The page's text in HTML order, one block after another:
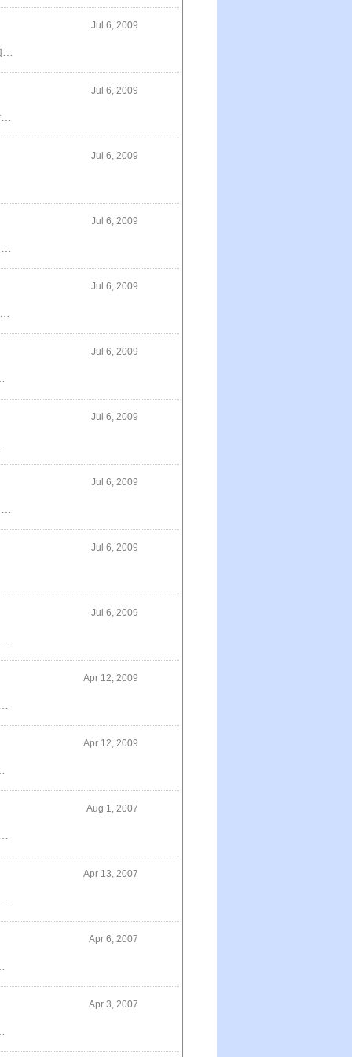
Jul 6, 2009
ミシュランガイド東京（2009）東京最高のレストラン（2009）〈東京〉ひとりで行ける上質ごはん外食の教科書京都美味案内恐慌下におけるA級の店選び究極の法則「お通し」はなぜ必ず出るのか東京手みやげ逸品お菓子美食の王様のお取り寄せ
Jul 6, 2009
Jul 6, 2009
Jul 6, 2009
Jul 6, 2009
Jul 6, 2009
Jul 6, 2009
Jul 6, 2009
Jul 6, 2009
Jul 6, 2009
Apr 12, 2009
Apr 12, 2009
Aug 1, 2007
Apr 13, 2007
Apr 6, 2007
Apr 3, 2007